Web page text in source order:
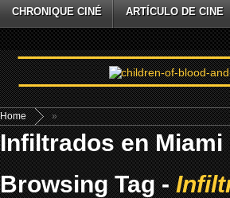
CHRONIQUE CINÉ ARTÍCULO DE CINE
Home »
Infiltrados en Miami
Browsing Tag -